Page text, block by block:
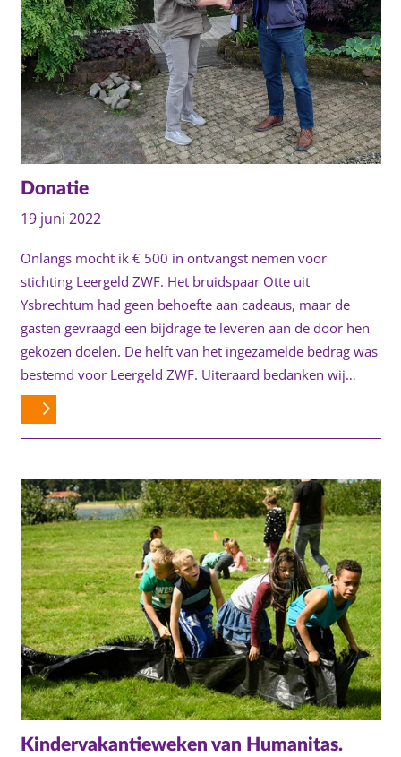
Donatie
19 juni 2022
Onlangs mocht ik € 500 in ontvangst nemen voor
stichting Leergeld ZWF. Het bruidspaar Otte uit
Ysbrechtum had geen behoefte aan cadeaus, maar de
gasten gevraagd een bijdrage te leveren aan de door hen
gekozen doelen. De helft van het ingezamelde bedrag was
bestemd voor Leergeld ZWF. Uiteraard bedanken wij…
Kindervakantieweken van Humanitas.